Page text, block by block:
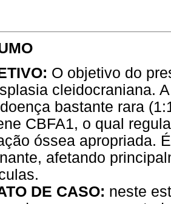
O objetivo do
cleidocraniana.
bastante rara
CBFA1, o qual
óssea apropriada.
afetando
DE CASO: neste